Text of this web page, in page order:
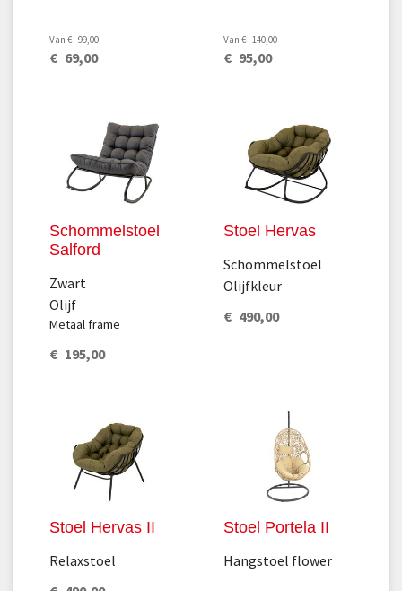
Van € 99,00
€ 69,00
Van € 140,00
€ 95,00
Schommelstoel
Salford
Zwart
Olijf
Metaal frame
€ 195,00
Stoel Hervas
Schommelstoel
Olijfkleur
€ 490,00
Stoel Hervas II
Relaxstoel
Stoel Portela II
Hangstoel flower